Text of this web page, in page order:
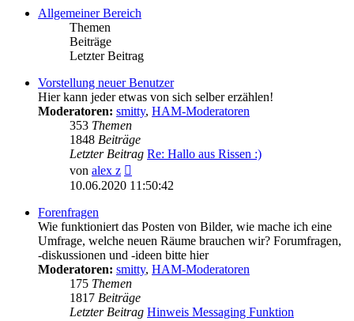
Allgemeiner Bereich
Themen
Beiträge
Letzter Beitrag
Vorstellung neuer Benutzer
Hier kann jeder etwas von sich selber erzählen!
Moderatoren: smitty, HAM-Moderatoren
353 Themen
1848 Beiträge
Letzter Beitrag Re: Hallo aus Rissen :)
von alex z
Beitrag
10.06.2020 11:50:42
Forenfragen
Wie funktioniert das Posten von Bilder, wie mache ich eine
Umfrage, welche neuen Räume brauchen wir? Forumfragen,
-diskussionen und -ideen bitte hier
Moderatoren: smitty, HAM-Moderatoren
175 Themen
1817 Beiträge
Letzter Beitrag Hinweis Messaging Funktion